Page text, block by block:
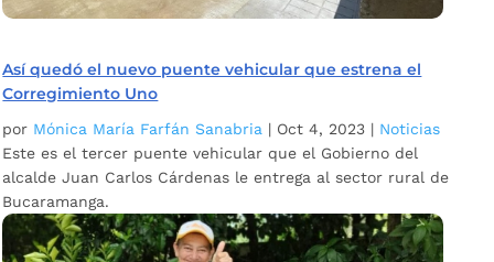
Así quedó el nuevo puente vehicular que estrena el
Corregimiento Uno
por Mónica María Farfán Sanabria | Oct 4, 2023 | Noticias
Este es el tercer puente vehicular que el Gobierno del
alcalde Juan Carlos Cárdenas le entrega al sector rural de
Bucaramanga.